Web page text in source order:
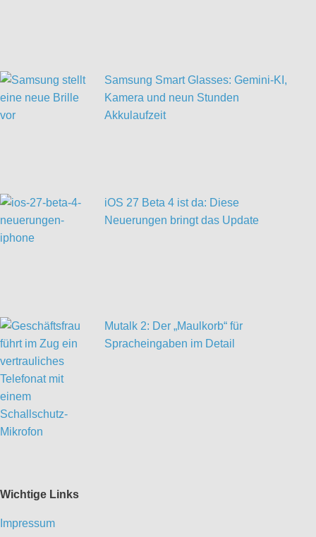
Samsung Smart Glasses: Gemini-KI,
Kamera und neun Stunden
Akkulaufzeit
iOS 27 Beta 4 ist da: Diese
Neuerungen bringt das Update
Mutalk 2: Der „Maulkorb“ für
Spracheingaben im Detail
Wichtige Links
Impressum